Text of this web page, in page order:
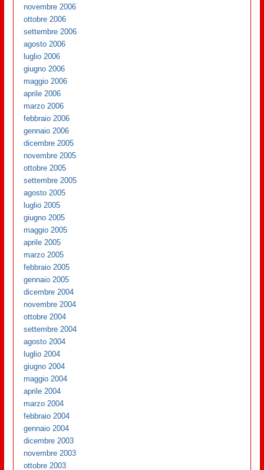
novembre 2006
ottobre 2006
settembre 2006
agosto 2006
luglio 2006
giugno 2006
maggio 2006
aprile 2006
marzo 2006
febbraio 2006
gennaio 2006
dicembre 2005
novembre 2005
ottobre 2005
settembre 2005
agosto 2005
luglio 2005
giugno 2005
maggio 2005
aprile 2005
marzo 2005
febbraio 2005
gennaio 2005
dicembre 2004
novembre 2004
ottobre 2004
settembre 2004
agosto 2004
luglio 2004
giugno 2004
maggio 2004
aprile 2004
marzo 2004
febbraio 2004
gennaio 2004
dicembre 2003
novembre 2003
ottobre 2003